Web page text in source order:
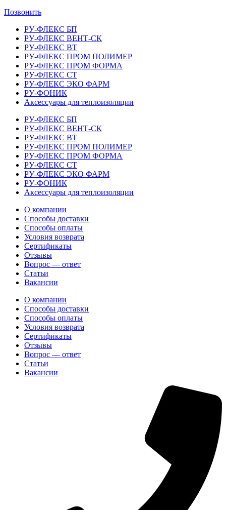
Позвонить
РУ-ФЛЕКС БП
РУ-ФЛЕКС ВЕНТ-СК
РУ-ФЛЕКС ВТ
РУ-ФЛЕКС ПРОМ ПОЛИМЕР
РУ-ФЛЕКС ПРОМ ФОРМА
РУ-ФЛЕКС СТ
РУ-ФЛЕКС ЭКО ФАРМ
РУ-ФОНИК
Аксессуары для теплоизоляции
РУ-ФЛЕКС БП
РУ-ФЛЕКС ВЕНТ-СК
РУ-ФЛЕКС ВТ
РУ-ФЛЕКС ПРОМ ПОЛИМЕР
РУ-ФЛЕКС ПРОМ ФОРМА
РУ-ФЛЕКС СТ
РУ-ФЛЕКС ЭКО ФАРМ
РУ-ФОНИК
Аксессуары для теплоизоляции
О компании
Способы доставки
Способы оплаты
Условия возврата
Сертификаты
Отзывы
Вопрос — ответ
Статьи
Вакансии
О компании
Способы доставки
Способы оплаты
Условия возврата
Сертификаты
Отзывы
Вопрос — ответ
Статьи
Вакансии